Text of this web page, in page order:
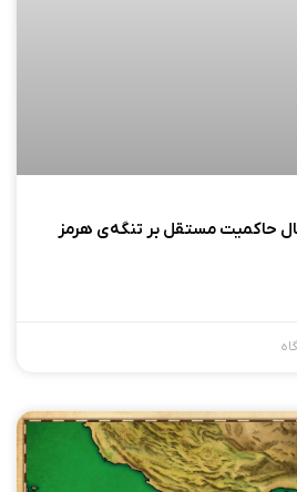
حاکمیت مستقل بر تنگه‌ی هرمز